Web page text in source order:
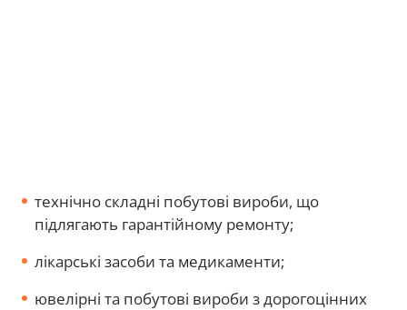
технічно складні побутові вироби, що
підлягають гарантійному ремонту;
лікарські засоби та медикаменти;
ювелірні та побутові вироби з дорогоцінних